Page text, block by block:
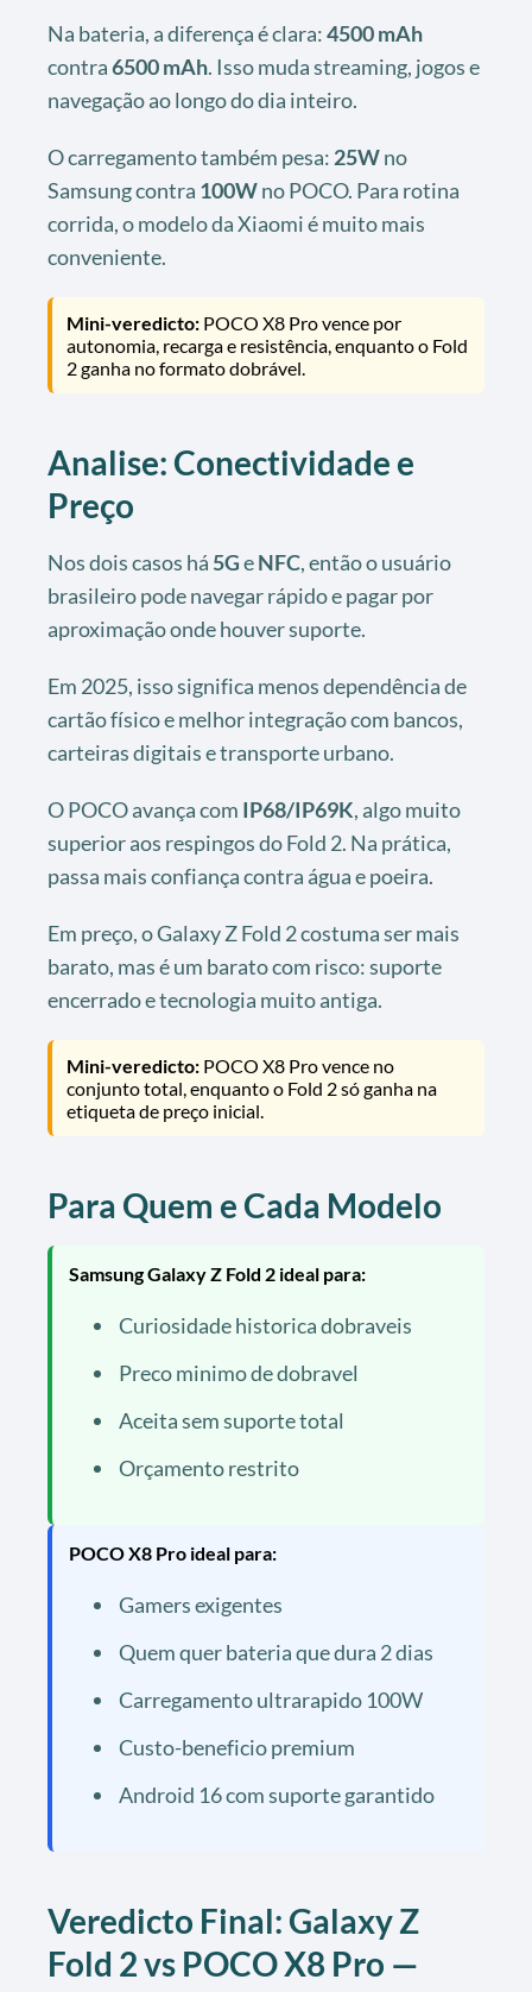
Na bateria, a diferença é clara:4500 mAh
contra6500 mAh. Isso muda streaming, jogos e
navegação ao longo do dia inteiro.
O carregamento também pesa: 25Wno
Samsung contra 100Wno POCO. Para rotina
corrida, o modelo da Xiaomi é muito mais
conveniente.
Mini-veredicto: POCO X8 Pro vence por
autonomia, recarga e resistência, enquanto o Fold
2 ganha no formato dobrável.
Analise: Conectividade e
Preço
Nos dois casos há 5GeNFC, então o usuário
brasileiro pode navegar rápido e pagar por
aproximação onde houver suporte.
Em 2025, isso significa menos dependência de
cartão físico e melhor integração com bancos,
carteiras digitais e transporte urbano.
O POCO avança com IP68/IP69K, algo muito
superior aos respingos do Fold 2. Na prática,
passa mais confiança contra água e poeira.
Em preço, o Galaxy Z Fold 2 costuma ser mais
barato, mas é um barato com risco: suporte
encerrado e tecnologia muito antiga.
Mini-veredicto: POCO X8 Pro vence no
conjunto total, enquanto o Fold 2 só ganha na
etiqueta de preço inicial.
Para Quem e Cada Modelo
Samsung Galaxy Z Fold 2 ideal para:
Curiosidade historica dobraveis
Preco minimo de dobravel
Aceita sem suporte total
Orçamento restrito
POCO X8 Pro ideal para:
Gamers exigentes
Quem quer bateria que dura 2 dias
Carregamento ultrarapido 100W
Custo-beneficio premium
Android 16 com suporte garantido
Veredicto Final: Galaxy Z
Fold 2 vs POCO X8 Pro —